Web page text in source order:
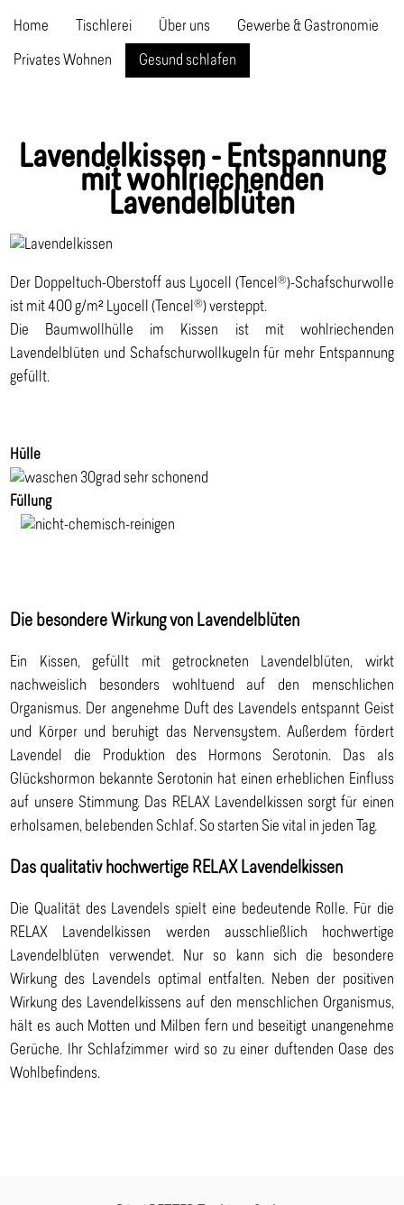
Home Tischlerei Über uns Gewerbe & Gastronomie
Privates Wohnen Gesund schlafen
Lavendelkissen - Entspannung
mit wohlriechenden
Lavendelblüten
Der Doppeltuch-Oberstoff aus Lyocell (Tencel®)-Schafschurwolle
ist mit 400 g/m² Lyocell (Tencel®) versteppt.
Die Baumwollhülle im Kissen ist mit wohlriechenden
Lavendelblüten und Schafschurwollkugeln für mehr Entspannung
gefüllt.
Hülle
Füllung
Die besondere Wirkung von Lavendelblüten
Ein Kissen, gefüllt mit getrockneten Lavendelblüten, wirkt
nachweislich besonders wohltuend auf den menschlichen
Organismus. Der angenehme Duft des Lavendels entspannt Geist
und Körper und beruhigt das Nervensystem. Außerdem fördert
Lavendel die Produktion des Hormons Serotonin. Das als
Glückshormon bekannte Serotonin hat einen erheblichen Einfluss
auf unsere Stimmung. Das RELAX Lavendelkissen sorgt für einen
erholsamen, belebenden Schlaf. So starten Sie vital in jeden Tag.
Das qualitativ hochwertige RELAX Lavendelkissen
Die Qualität des Lavendels spielt eine bedeutende Rolle. Für die
RELAX Lavendelkissen werden ausschließlich hochwertige
Lavendelblüten verwendet. Nur so kann sich die besondere
Wirkung des Lavendels optimal entfalten. Neben der positiven
Wirkung des Lavendelkissens auf den menschlichen Organismus,
hält es auch Motten und Milben fern und beseitigt unangenehme
Gerüche. Ihr Schlafzimmer wird so zu einer duftenden Oase des
Wohlbefindens.